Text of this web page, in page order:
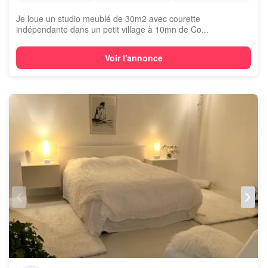
Je loue un studio meublé de 30m2 avec courette
indépendante dans un petit village à 10mn de Co...
Voir l'annonce